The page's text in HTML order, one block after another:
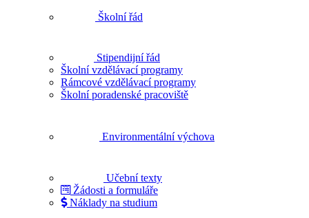
Školní řád
Stipendijní řád
Školní vzdělávací programy
Rámcové vzdělávací programy
Školní poradenské pracoviště
Environmentální výchova
Učební texty
Žádosti a formuláře
Náklady na studium